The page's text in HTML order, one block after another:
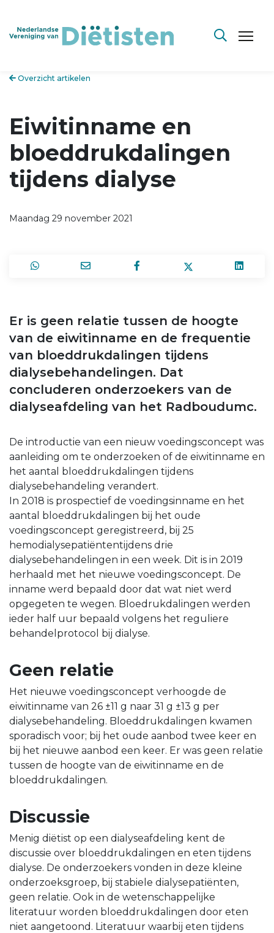
Overzicht artikelen
Eiwitinname en
bloeddrukdalingen
tijdens dialyse
Maandag 29 november 2021
Er is geen relatie tussen de hoogte
van de eiwitinname en de frequentie
van bloeddrukdalingen tijdens
dialysebehandelingen. Dat
concluderen onderzoekers van de
dialyseafdeling van het Radboudumc.
De introductie van een nieuw voedingsconcept was
aanleiding om te onderzoeken of de eiwitinname en
het aantal bloeddrukdalingen tijdens
dialysebehandeling verandert.
In 2018 is prospectief de voedingsinname en het
aantal bloeddrukdalingen bij het oude
voedingsconcept geregistreerd, bij 25
hemodialysepatiëntentijdens drie
dialysebehandelingen in een week. Dit is in 2019
herhaald met het nieuwe voedingsconcept. De
inname werd bepaald door dat wat niet werd
opgegeten te wegen. Bloedrukdalingen werden
ieder half uur bepaald volgens het reguliere
behandelprotocol bij dialyse.
Geen relatie
Het nieuwe voedingsconcept verhoogde de
eiwitinname van 26 ±11 g naar 31 g ±13 g per
dialysebehandeling. Bloeddrukdalingen kwamen
sporadisch voor; bij het oude aanbod twee keer en
bij het nieuwe aanbod een keer. Er was geen relatie
tussen de hoogte van de eiwitinname en de
bloeddrukdalingen.
Discussie
Menig diëtist op een dialyseafdeling kent de
discussie over bloeddrukdalingen en eten tijdens
dialyse. De onderzoekers vonden in deze kleine
onderzoeksgroep, bij stabiele dialysepatiënten,
geen relatie. Ook in de wetenschappelijke
literatuur worden bloeddrukdalingen door eten
niet aangetoond. Literatuur waarbij eten tijdens